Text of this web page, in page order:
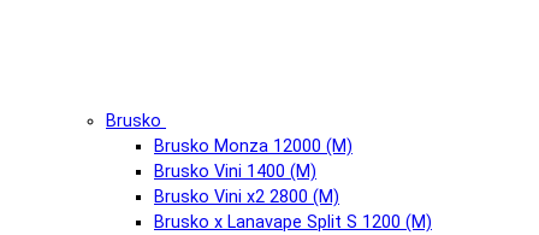
Brusko
Brusko Monza 12000 (М)
Brusko Vini 1400 (М)
Brusko Vini x2 2800 (М)
Brusko x Lanavape Split S 1200 (М)